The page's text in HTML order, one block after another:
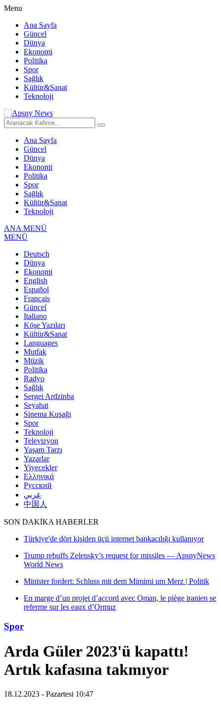
Menu
Ana Sayfa
Güncel
Dünya
Ekonomi
Politika
Spor
Sağlık
Kültür&Sanat
Teknoloji
Ana Sayfa
Güncel
Dünya
Ekonomi
Politika
Spor
Sağlık
Kültür&Sanat
Teknoloji
ANA MENÜ
MENÜ
Deutsch
Dünya
Ekonomi
English
Español
Français
Güncel
Italiano
Köşe Yazıları
Kültür&Sanat
Languages
Mutfak
Müzik
Politika
Radyo
Sağlık
Sergei Ardzinba
Seyahat
Sinema Kuşağı
Spor
Teknoloji
Televizyon
Yaşam Tarzı
Yazarlar
Yiyecekler
Ελληνικά
Русский
عربي
中国人
SON DAKİKA HABERLER
se
Spor
Arda Güler 2023'ü kapattı!
Artık kafasına takmıyor
18.12.2023 - Pazartesi 10:47